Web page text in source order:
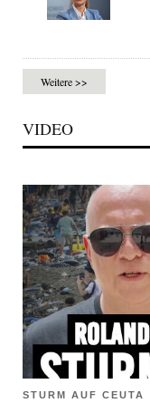
Weitere >>
VIDEO
STURM AUF CEUTA